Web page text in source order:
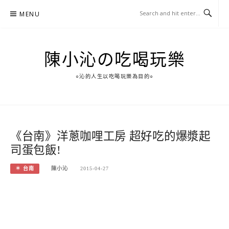
MENU
陳小沁の吃喝玩樂
○沁的人生以吃喝玩樂為目的○
《台南》洋蔥咖哩工房 超好吃的爆漿起
司蛋包飯!
＊ 台南 陳小沁 2015-04-27